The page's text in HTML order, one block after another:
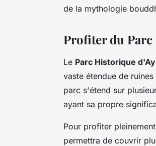
de la mythologie
Profiter du
Le Parc Historique
vaste étendue de
parc s'étend sur
ayant sa propre
Pour profiter
permettra de couvrir